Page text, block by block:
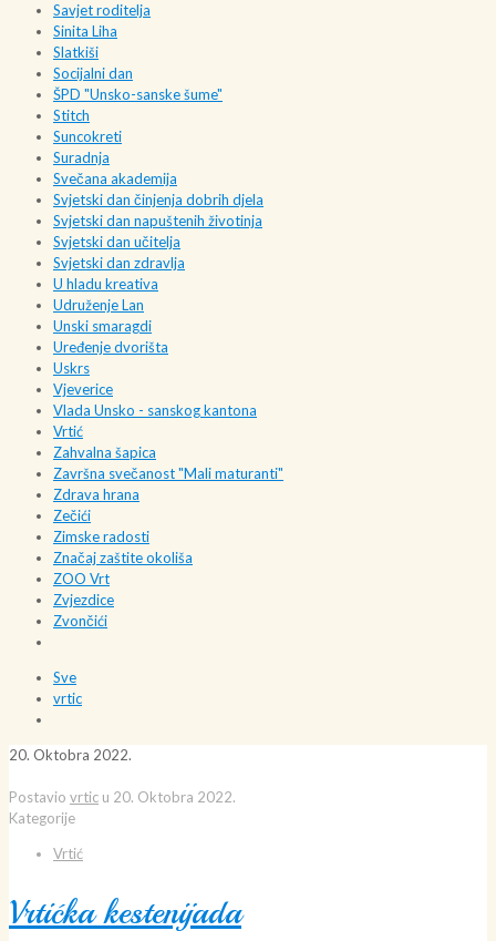
Savjet roditelja
Sinita Liha
Slatkiši
Socijalni dan
ŠPD "Unsko-sanske šume"
Stitch
Suncokreti
Suradnja
Svečana akademija
Svjetski dan činjenja dobrih djela
Svjetski dan napuštenih životinja
Svjetski dan učitelja
Svjetski dan zdravlja
U hladu kreativa
Udruženje Lan
Unski smaragdi
Uređenje dvorišta
Uskrs
Vjeverice
Vlada Unsko - sanskog kantona
Vrtić
Zahvalna šapica
Završna svečanost "Mali maturanti"
Zdrava hrana
Zečići
Zimske radosti
Značaj zaštite okoliša
ZOO Vrt
Zvjezdice
Zvončići
Sve
vrtic
20. Oktobra 2022.
Postavio vrtic u 20. Oktobra 2022.
Kategorije
Vrtić
Vrtićka kestenijada